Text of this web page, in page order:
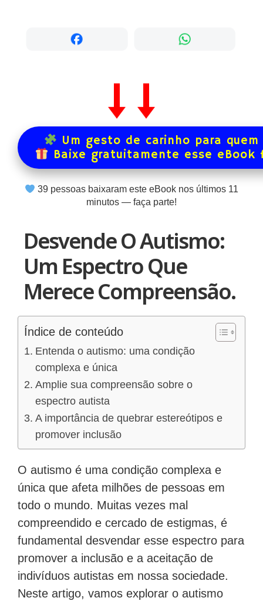
Um gesto de carinho para
Baixe gratuitamente esse
39 pessoas baixaram este eBook nos últimos 11
minutos — faça parte!
Desvende O Autismo:
Um Espectro Que
Merece Compreensão.
Índice de conteúdo
Entenda o autismo: uma condição
complexa e única
Amplie sua compreensão sobre o
espectro autista
A importância de quebrar estereótipos e
promover inclusão
O autismo é uma condição complexa e
única que afeta milhões de pessoas em
todo o mundo. Muitas vezes mal
compreendido e cercado de estigmas, é
fundamental desvendar esse espectro para
promover a inclusão e a aceitação de
indivíduos autistas em nossa sociedade.
Neste artigo, vamos explorar o autismo